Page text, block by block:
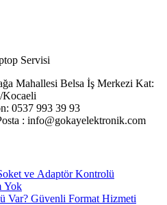
Servisi
Mahallesi Belsa İş Merkezi Kat:
Kocaeli
0537 993 39 93
: info@gokayelektronik.com
ve Adaptör Kontrolü
Yok
Var? Güvenli Format Hizmeti